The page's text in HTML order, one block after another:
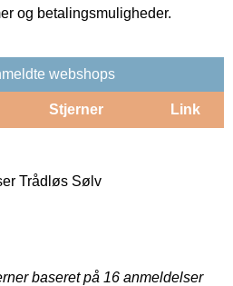
og betalingsmuligheder.
webshops
Stjerner Link
Trådløs Sølv
baseret på 16 anmeldelser